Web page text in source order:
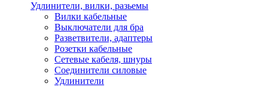
Удлинители, вилки, разьемы
Вилки кабельные
Выключатели для бра
Разветвители, адаптеры
Розетки кабельные
Сетевые кабеля, шнуры
Соединители силовые
Удлинители